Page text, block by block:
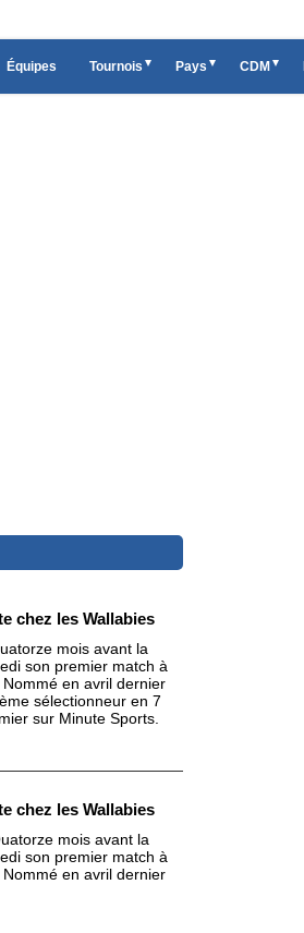
Équipes Tournois Pays CDM
chez les Wallabies
mois avant la
son premier match à
Nommé en avril dernier
sélectionneur en 7
sur Minute Sports.
chez les Wallabies
mois avant la
son premier match à
en avril dernier